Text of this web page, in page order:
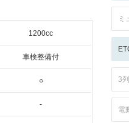
1200cc
車検整備付
○
-
ミ
3
電